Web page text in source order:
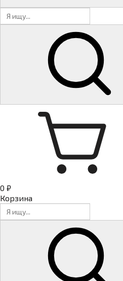
0 ₽
Корзина